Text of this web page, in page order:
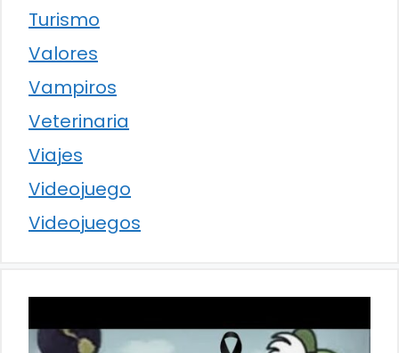
Turismo
Valores
Vampiros
Veterinaria
Viajes
Videojuego
Videojuegos